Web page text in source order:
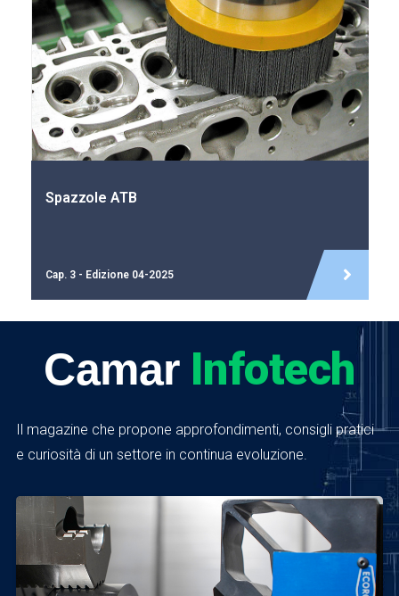
Cap. 1 - Edizione 10-2020
Camar Infotech
Il magazine che propone approfondimenti, consigli pratici
e curiosità di un settore in continua evoluzione.